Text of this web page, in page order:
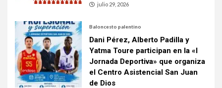
julio 29, 2026
Baloncesto palentino
Dani Pérez, Alberto Padilla y
Yatma Toure participan en la «I
Jornada Deportiva» que organiza
el Centro Asistencial San Juan
de Dios